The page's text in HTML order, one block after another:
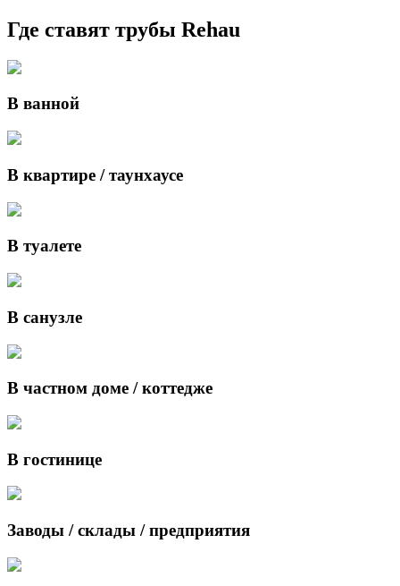
Где ставят трубы Rehau
В ванной
В квартире / таунхаусе
В туалете
В санузле
В частном доме / коттедже
В гостинице
Заводы / склады / предприятия